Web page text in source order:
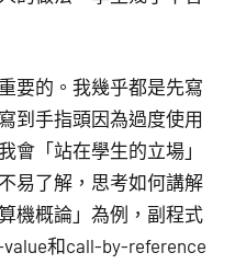
要的。我幾乎都是先寫
到手指頭因為過度使用
會「站在學生的立場」
易了解，思考如何講解
機概論」為例，副程式
和call-by-reference